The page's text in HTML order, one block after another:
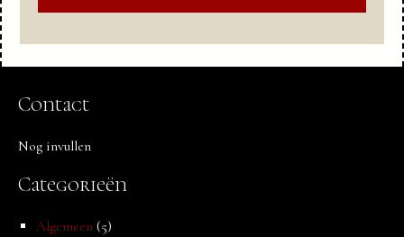
Contact
Nog invullen
Categorieën
Algemeen (5)